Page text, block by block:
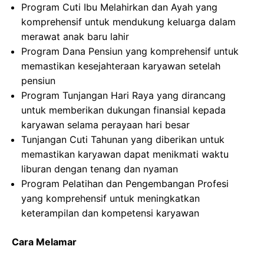
Program Cuti Ibu Melahirkan dan Ayah yang
komprehensif untuk mendukung keluarga dalam
merawat anak baru lahir
Program Dana Pensiun yang komprehensif untuk
memastikan kesejahteraan karyawan setelah
pensiun
Program Tunjangan Hari Raya yang dirancang
untuk memberikan dukungan finansial kepada
karyawan selama perayaan hari besar
Tunjangan Cuti Tahunan yang diberikan untuk
memastikan karyawan dapat menikmati waktu
liburan dengan tenang dan nyaman
Program Pelatihan dan Pengembangan Profesi
yang komprehensif untuk meningkatkan
keterampilan dan kompetensi karyawan
Cara Melamar